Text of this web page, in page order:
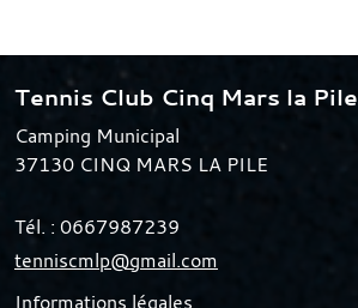
Tennis Club Cinq Mars la Pile
Camping Municipal
37130 CINQ MARS LA PILE
Tél. : 0667987239
tenniscmlp@gmail.com
Informations légales